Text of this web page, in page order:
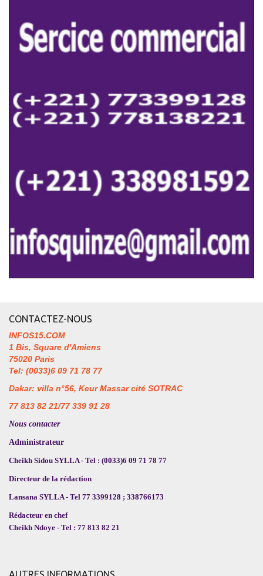
CONTACTEZ-NOUS
INFOS15.COM
1 Bis, Square d'Amiens
75020 Paris
Tel: (0033)6 09 71 78 77
Dakar: villa n°56, Keur Massar cité SOTRAC
77 813 82 21/77 339 91 28
Nous contacter
Administrateur
Cheikh Sidou SYLLA - Tel : (0033)6 09 71 78 77
Directeur de la rédaction
Lansana SYLLA - Tel 77 3399128 ; 338766173
Rédacteur en chef
Cheikh Ndoye - Tel : 77 813 82 21